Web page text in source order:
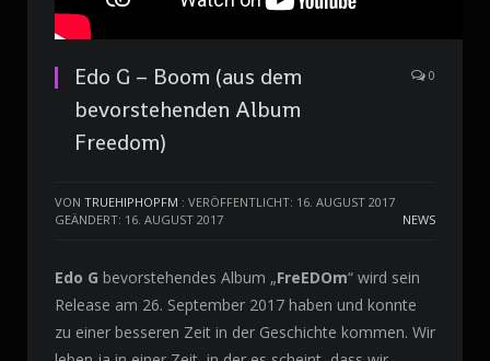
Edo G – Boom (aus dem
bevorstehenden Album
Freedom)
0
VON TRUEHIPHOPFM : VERÖFFENTLICHT: 16. AUGUST 2017
GEÄNDERT: 16. AUGUST 2017
NEWS
Edo G bevorstehendes Album „FreEDOm“ wird sein
Release am 26. September 2017 haben und konnte
zu einer besseren Zeit in der Geschichte kommen. Wir